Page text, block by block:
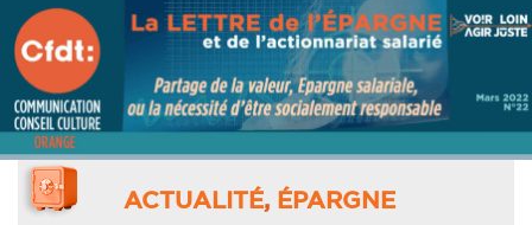
ACTUALITÉ, ÉPARGNE